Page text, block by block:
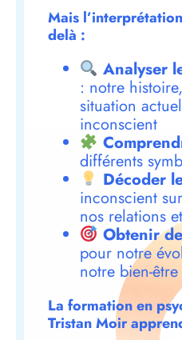
Mais
delà :
Analyser
: notre
situation
inconscient
différents
Décoder
inconscient
nos relations
Obtenir
pour notre
notre bien-être
La formation en
Tristan Moir